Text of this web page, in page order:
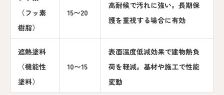
（フッ素
樹脂）
15〜20
高耐候で汚れに強い。長期保
護を重視する場合に有効
遮熱塗料
（機能性
塗料）
10〜15
表面温度低減効果で建物熱負
荷を軽減。基材や施工で性能
変動